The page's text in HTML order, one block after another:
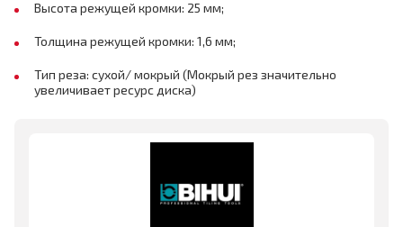
Высота режущей кромки: 25 мм;
Толщина режущей кромки: 1,6 мм;
Тип реза: сухой/ мокрый (Мокрый рез значительно
увеличивает ресурс диска)